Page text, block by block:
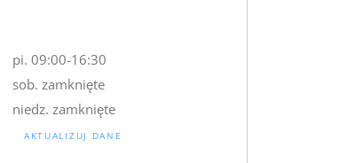
pi. 09:00-16:30
sob. zamknięte
niedz. zamknięte
AKTUALIZUJ DANE